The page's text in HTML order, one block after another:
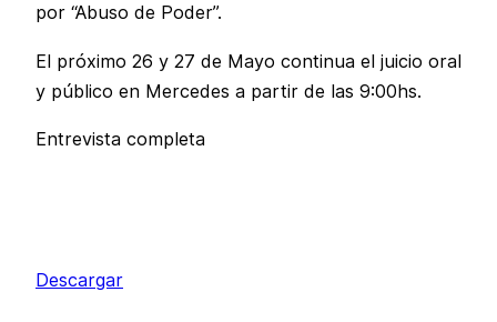
por “Abuso de Poder”.
El próximo 26 y 27 de Mayo continua el juicio oral
y público en Mercedes a partir de las 9:00hs.
Entrevista completa
Descargar